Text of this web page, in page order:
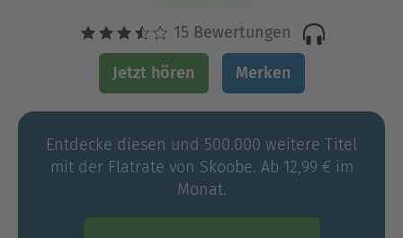
15 Bewertungen
Jetzt hören Merken
Entdecke diesen und 500.000 weitere Titel
mit der Flatrate von Skoobe. Ab 12,99 € im
Monat.